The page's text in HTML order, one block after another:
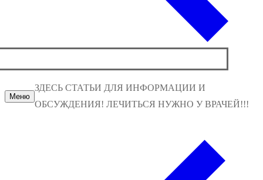
Меню
ЗДЕСЬ СТАТЬИ ДЛЯ ИНФОРМАЦИИ И
ОБСУЖДЕНИЯ! ЛЕЧИТЬСЯ НУЖНО У ВРАЧЕЙ!!!